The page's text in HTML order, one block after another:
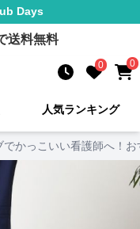
Days
送料無料
0 0
人気ランキング
でかっこいい看護師へ！